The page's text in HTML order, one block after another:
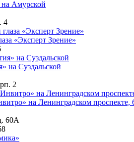
на Амурской
4
«Эксперт Зрение»
на Суздальской
2
на Ленинградском проспекте,
60А